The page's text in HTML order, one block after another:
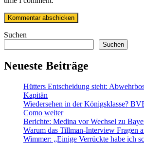
Suchen
Suchen
Neueste Beiträge
Hütters Entscheidung steht:
Kapitän
Wiedersehen in der Königsklasse?
Como weiter
Berichte: Medina vor Wechsel zu
Warum das Tillman-Interview Fragen
Wimmer: „Einige Verrückte habe ich